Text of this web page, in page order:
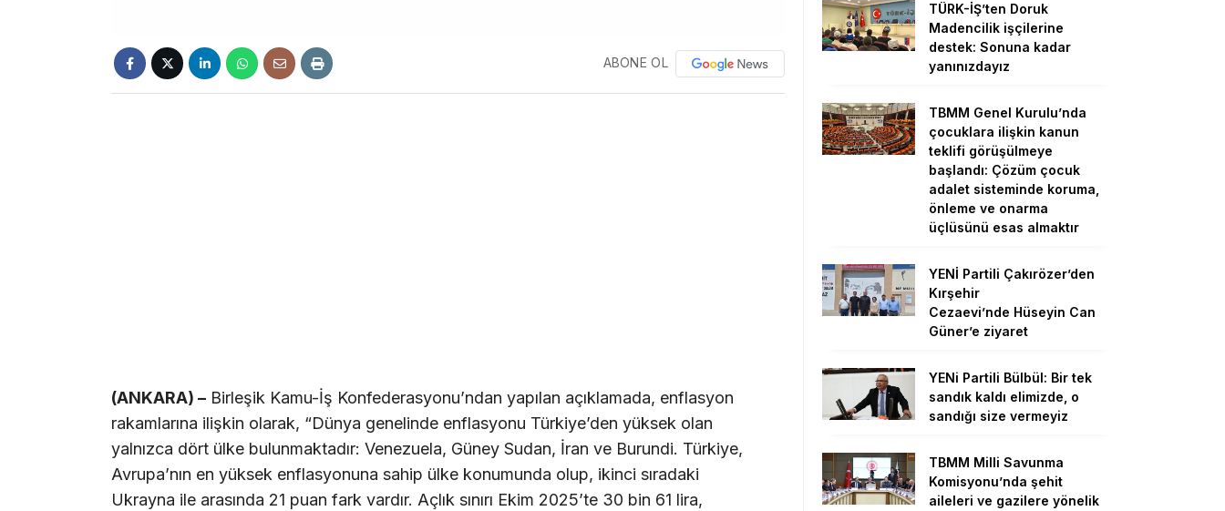
ABONE OL
(ANKARA) – Birleşik Kamu-İş Konfederasyonu’ndan yapılan açıklamada, enflasyon
rakamlarına ilişkin olarak, “Dünya genelinde enflasyonu Türkiye’den yüksek olan
yalnızca dört ülke bulunmaktadır: Venezuela, Güney Sudan, İran ve Burundi. Türkiye,
Avrupa’nın en yüksek enflasyonuna sahip ülke konumunda olup, ikinci sıradaki
Ukrayna ile arasında 21 puan fark vardır. Açlık sınırı Ekim 2025’te 30 bin 61 lira,
TÜRK-İŞ’ten Doruk
Madencilik işçilerine
destek: Sonuna kadar
yanınızdayız
TBMM Genel Kurulu’nda
çocuklara ilişkin kanun
teklifi görüşülmeye
başlandı: Çözüm çocuk
adalet sisteminde koruma,
önleme ve onarma
üçlüsünü esas almaktır
YENİ Partili Çakırözer’den
Kırşehir
Cezaevi’nde Hüseyin Can
Güner’e ziyaret
YENi Partili Bülbül: Bir tek
sandık kaldı elimizde, o
sandığı size vermeyiz
TBMM Milli Savunma
Komisyonu’nda şehit
aileleri ve gazilere yönelik